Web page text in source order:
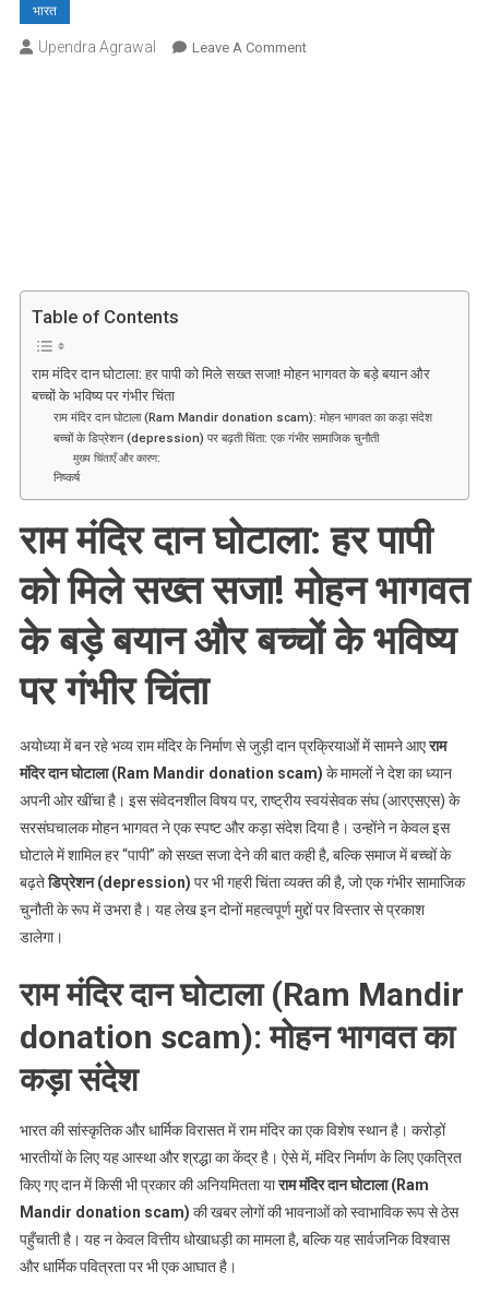
भारत
Upendra Agrawal Leave A CommentOn
के
बयान
के
भविष्य
पर
गंभीर
चिंता
Table of Contents
राम मंदिर दान घोटाला: हर पापी को मिले सख्त सजा! मोहन भागवत के बड़े बयान और
बच्चों के भविष्य पर गंभीर चिंता
राम मंदिर दान घोटाला (Ram Mandir donation scam): मोहन भागवत का कड़ा संदेश
बच्चों के डिप्रेशन (depression) पर बढ़ती चिंता: एक गंभीर सामाजिक चुनौती
मुख्य चिंताएँ और कारण:
निष्कर्ष
राम मंदिर दान घोटाला: हर पापी
को मिले सख्त सजा! मोहन भागवत
के बड़े बयान और बच्चों के भविष्य
पर गंभीर चिंता
अयोध्या में बन रहे भव्य राम मंदिर के निर्माण से जुड़ी दान प्रक्रियाओं में सामने आएराम
मंदिर दान घोटाला (Ram Mandir donation scam) के मामलों ने देश का ध्यान
अपनी ओर खींचा है। इस संवेदनशील विषय पर, राष्ट्रीय स्वयंसेवक संघ (आरएसएस) के
सरसंघचालक मोहन भागवत ने एक स्पष्ट और कड़ा संदेश दिया है। उन्होंने न केवल इस
घोटाले में शामिल हर “पापी” को सख्त सजा देने की बात कही है, बल्कि समाज में बच्चों के
बढ़तेडिप्रेशन (depression) पर भी गहरी चिंता व्यक्त की है, जो एक गंभीर सामाजिक
चुनौती के रूप में उभरा है। यह लेख इन दोनों महत्वपूर्ण मुद्दों पर विस्तार से प्रकाश
डालेगा।
राम मंदिर दान घोटाला (Ram Mandir
donation scam): मोहन भागवत का
कड़ा संदेश
भारत की सांस्कृतिक और धार्मिक विरासत में राम मंदिर का एक विशेष स्थान है। करोड़ों
भारतीयों के लिए यह आस्था और श्रद्धा का केंद्र है। ऐसे में, मंदिर निर्माण के लिए एकत्रित
किए गए दान में किसी भी प्रकार की अनियमितता याराम मंदिर दान घोटाला (Ram
Mandir donation scam) की खबर लोगों की भावनाओं को स्वाभाविक रूप से ठेस
पहुँचाती है। यह न केवल वित्तीय धोखाधड़ी का मामला है, बल्कि यह सार्वजनिक विश्वास
और धार्मिक पवित्रता पर भी एक आघात है।